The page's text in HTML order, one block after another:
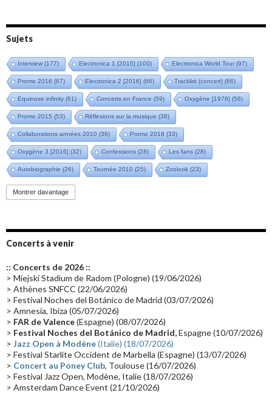
Sujets
Interview(177) Electronica 1 [2015] (100) Electronica World Tour(97)
Promo 2016 (67) Electronica 2 [2016] (66) Tracklist (concert) (66)
Equinoxe infinity(61) Concerts en France (59) Oxygène [1976] (56)
Promo 2015 (53) Réflexions sur la musique (38)
Collaborations années 2010 (36) Promo 2018 (33)
Oxygène 3 [2016] (32) Confessions (28) Les fans (28)
Autobiographie (26) Tournée 2010 (25) Zoolook (23)
Promo 2019(23)
Groupe de Recherche Musicale
Passages radio Vidéo Jarrecast (16) Synthé 80's
Les concerts en Chine(16) Cinéma
Synthé Roland(15) Belgique(15)
(14) Astronomie (14)
Tournée 2025(14) 2024(14) Chine(13)
Montrer davantage
Concerts à venir
:: Concerts de 2026 ::
> Miejski Stadium de Radom (Pologne) (19/06/2026)
> Athènes SNFCC (22/06/2026)
> Festival Noches del Botánico de Madrid (03/07/2026)
> Amnesia, Ibiza (05/07/2026)
> FAR de Valence(Espagne) (08/07/2026)
> Festival Noches del Botánico de Madrid,Espagne (10/07/2026)
> Jazz Open à Modène(Italie) (18/07/2026)
> Festival Starlite Occident de Marbella (Espagne) (13/07/2026)
> Concert au Poney Club, Toulouse (16/07/2026)
> Festival Jazz Open, Modène, Italie (18/07/2026)
> Amsterdam Dance Event (21/10/2026)